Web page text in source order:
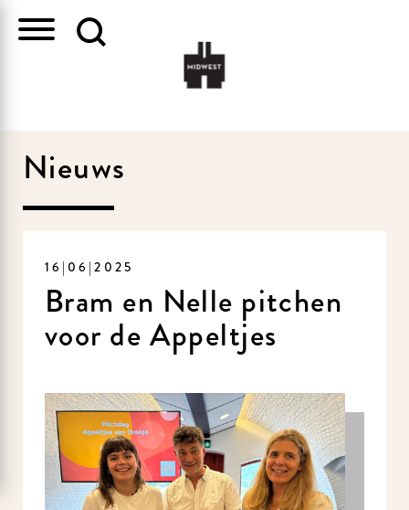
Nieuws
16|06|2025
Bram en Nelle pitchen
voor de Appeltjes